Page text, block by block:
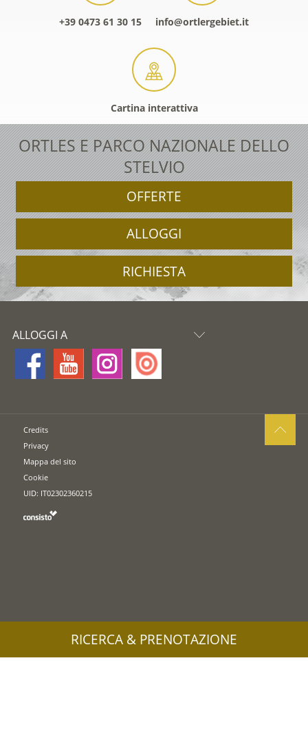
+39 0473 61 30 15 info@ortlergebiet.it
Cartina interattiva
ORTLES E PARCO NAZIONALE DELLO
STELVIO
OFFERTE
ALLOGGI
RICHIESTA
ALLOGGI A
Credits
Privacy
Mappa del sito
Cookie
UID: IT02302360215
RICERCA & PRENOTAZIONE